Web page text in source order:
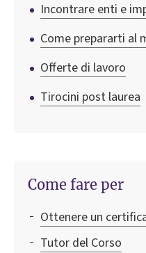
Incontrare enti e
Come prepararti al
Offerte di lavoro
Tirocini post laurea
Come fare per
Ottenere un
Tutor del Corso